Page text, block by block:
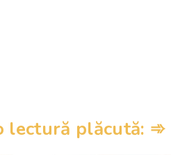
lectură plăcută: ➾